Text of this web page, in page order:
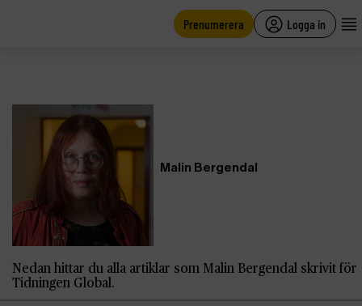
Prenumerera Logga in
Malin Bergendal
Nedan hittar du alla artiklar som Malin Bergendal skrivit för
Tidningen Global.